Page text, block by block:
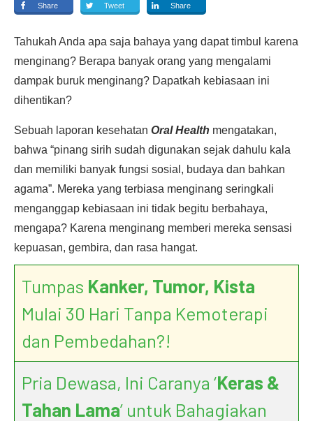
Share Tweet Share
Tahukah Anda apa saja bahaya yang dapat timbul karena
menginang? Berapa banyak orang yang mengalami
dampak buruk menginang? Dapatkah kebiasaan ini
dihentikan?
Sebuah laporan kesehatan Oral Health mengatakan,
bahwa “pinang sirih sudah digunakan sejak dahulu kala
dan memiliki banyak fungsi sosial, budaya dan bahkan
agama”. Mereka yang terbiasa menginang seringkali
menganggap kebiasaan ini tidak begitu berbahaya,
mengapa? Karena menginang memberi mereka sensasi
kepuasan, gembira, dan rasa hangat.
Tumpas Kanker, Tumor, Kista
Mulai 30 Hari Tanpa Kemoterapi
dan Pembedahan?!
Pria Dewasa, Ini Caranya ‘Keras &
Tahan Lama’ untuk Bahagiakan